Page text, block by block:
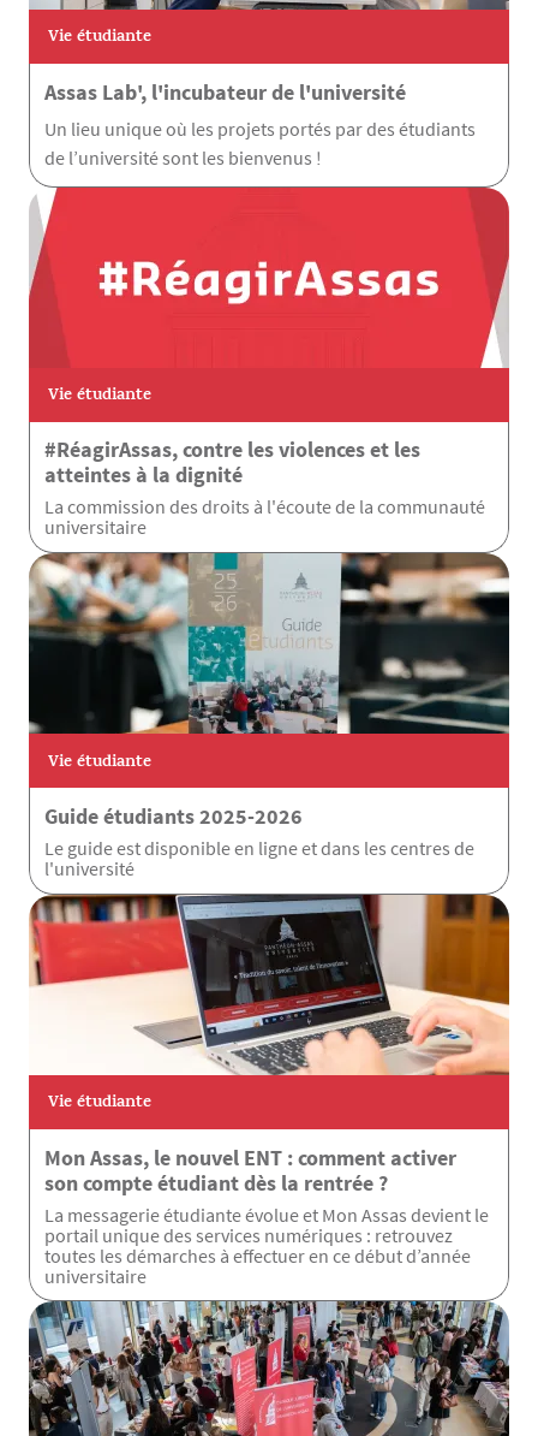
Vie étudiante
Assas Lab', l'incubateur de l'université
Un lieu unique où les projets portés par des étudiants
de l’université sont les bienvenus !
Vie étudiante
#RéagirAssas, contre les violences et les
atteintes à la dignité
La commission des droits à l'écoute de la communauté
universitaire
Vie étudiante
Guide étudiants 2025-2026
Le guide est disponible en ligne et dans les centres de
l'université
Vie étudiante
Mon Assas, le nouvel ENT : comment activer
son compte étudiant dès la rentrée ?
La messagerie étudiante évolue et Mon Assas devient le
portail unique des services numériques : retrouvez
toutes les démarches à effectuer en ce début d’année
universitaire